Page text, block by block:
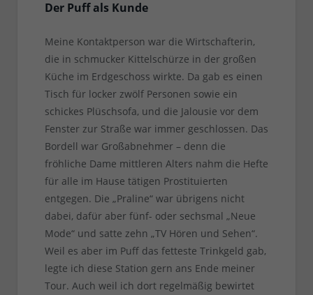
Der Puff als Kunde
Meine Kontaktperson war die Wirtschafterin,
die in schmucker Kittelschürze in der großen
Küche im Erdgeschoss wirkte. Da gab es einen
Tisch für locker zwölf Personen sowie ein
schickes Plüschsofa, und die Jalousie vor dem
Fenster zur Straße war immer geschlossen. Das
Bordell war Großabnehmer – denn die
fröhliche Dame mittleren Alters nahm die Hefte
für alle im Hause tätigen Prostituierten
entgegen. Die „Praline“ war übrigens nicht
dabei, dafür aber fünf- oder sechsmal „Neue
Mode“ und satte zehn „TV Hören und Sehen“.
Weil es aber im Puff das fetteste Trinkgeld gab,
legte ich diese Station gern ans Ende meiner
Tour. Auch weil ich dort regelmäßig bewirtet